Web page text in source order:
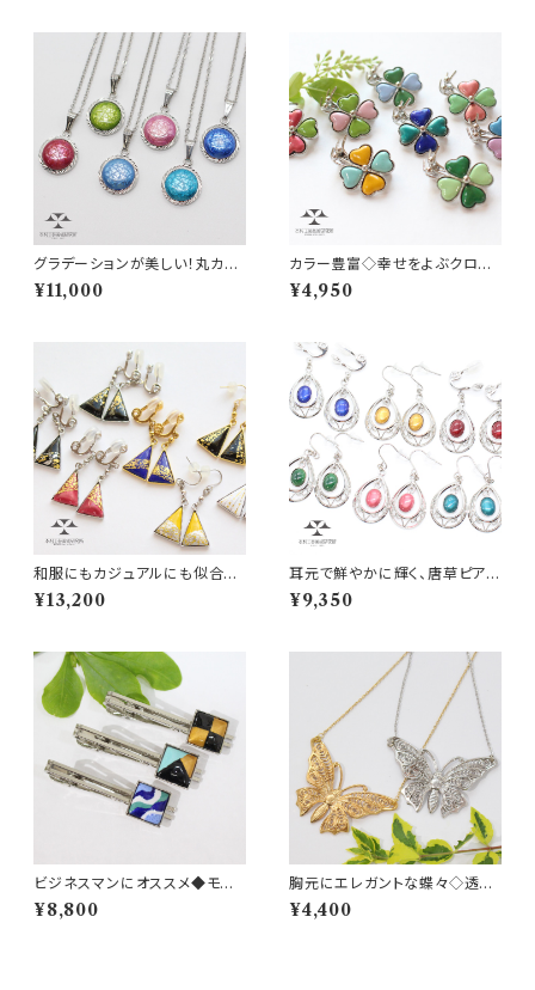
グラデーションが美しい！丸カッ
ト純銀七宝ペンダント（ロジウム
カラー）
¥11,000
カラー豊富◇幸せをよぶクロー
バー七宝ブローチ
¥4,950
和服にもカジュアルにも似合う！
カラー豊富な三角七宝ピアス・
イヤリング
¥13,200
耳元で鮮やかに輝く、唐草ピアス
（イヤリング）
¥9,350
ビジネスマンにオススメ◆モダ
ンデザインのスクエア七宝ネク
タイピン
¥8,800
胸元にエレガントな蝶々◇透か
しが繊細なバタフライネックレス
¥4,400